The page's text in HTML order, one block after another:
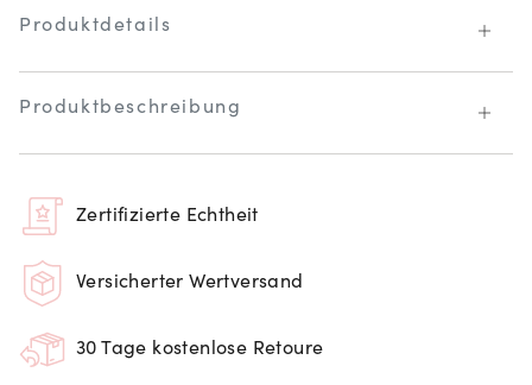
Produktdetails
Produktbeschreibung
Zertifizierte Echtheit
Versicherter Wertversand
30 Tage kostenlose Retoure